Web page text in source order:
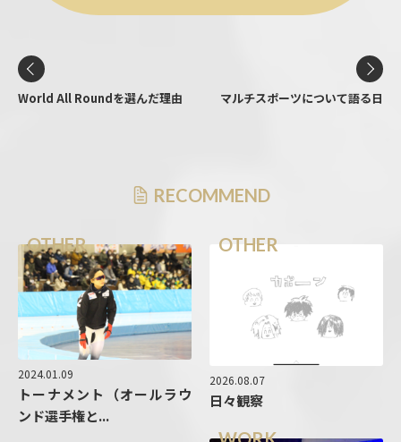
World All Roundを選んだ理由 マルチスポーツについて語る日
RECOMMEND
OTHER
2024.01.09
トーナメント（オールラウ
ンド選手権と...
OTHER
2026.08.07
日々観察